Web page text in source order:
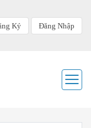
Ký Đăng Nhập